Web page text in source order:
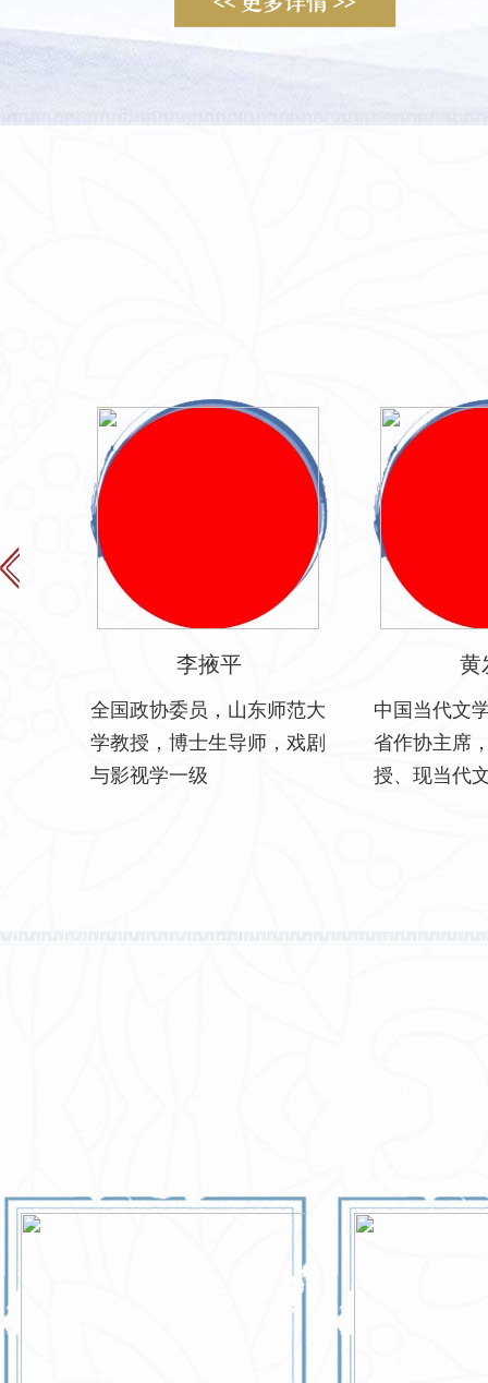
李掖平
全国政协委员，山东师范大
学教授，博士生导师，戏剧
与影视学一级
黄
中国当代文
省作协主席
授、现当代